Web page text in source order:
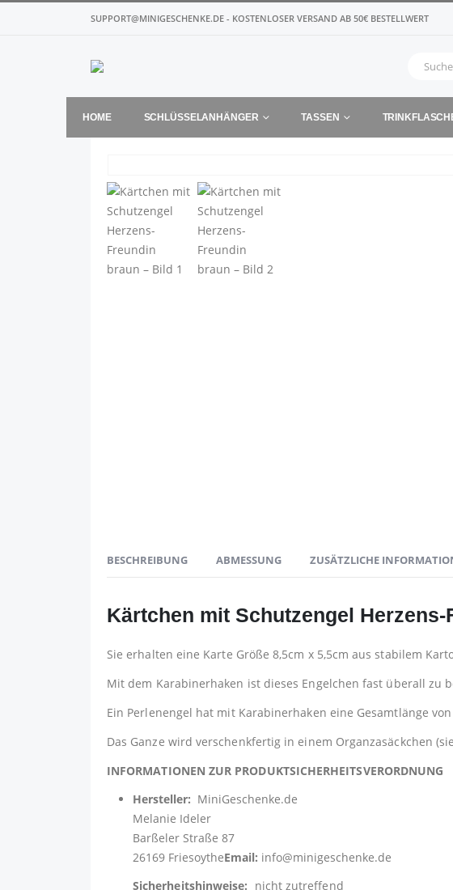
SUPPORT@MINIGESCHENKE.DE - KOSTENLOSER VERSAND AB 50€ BESTELLWERT
HOME SCHLÜSSELANHÄNGER TASSEN
BESCHREIBUNG ABMESSUNG ZUSÄTZLICHE
Kärtchen mit Schutzengel
Sie erhalten eine Karte Größe 8,5cm x 5,5cm aus stabilem
Mit dem Karabinerhaken ist dieses Engelchen fast überall zu
Ein Perlenengel hat mit Karabinerhaken eine Gesamtlänge
Das Ganze wird verschenkfertig in einem Organzasäckchen
INFORMATIONEN ZUR PRODUKTSICHERHEITSVERORDNUNG
Hersteller: MiniGeschenke.de
Melanie Ideler
Barßeler Straße 87
26169 FriesoytheEmail: info@minigeschenke.de
Sicherheitshinweise: nicht zutreffend